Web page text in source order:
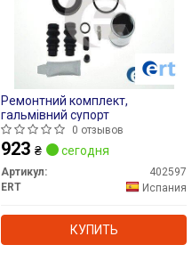
Ремонтний комплект,
гальмівний супорт
0 отзывов
923 ₴ сегодня
Артикул:
402597
ERT
Испания
КУПИТЬ